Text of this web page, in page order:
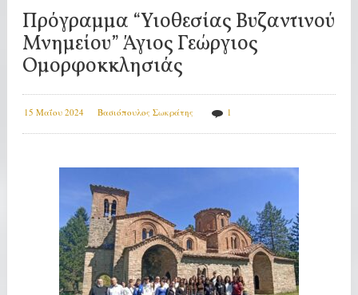
Πρόγραμμα “Υιοθεσίας Βυζαντινού
Μνημείου” Άγιος Γεώργιος
Ομορφοκκλησιάς
15 Μαΐου 2024 Βασιόπουλος Σωκράτης 1